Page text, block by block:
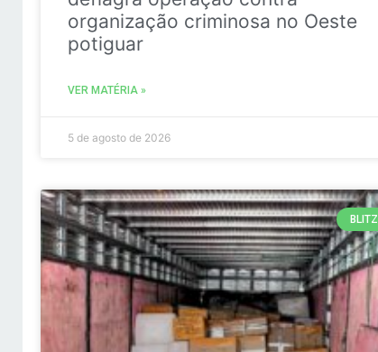
organização criminosa no Oeste
potiguar
VER MATÉRIA »
5 de agosto de 2026
BLITZ